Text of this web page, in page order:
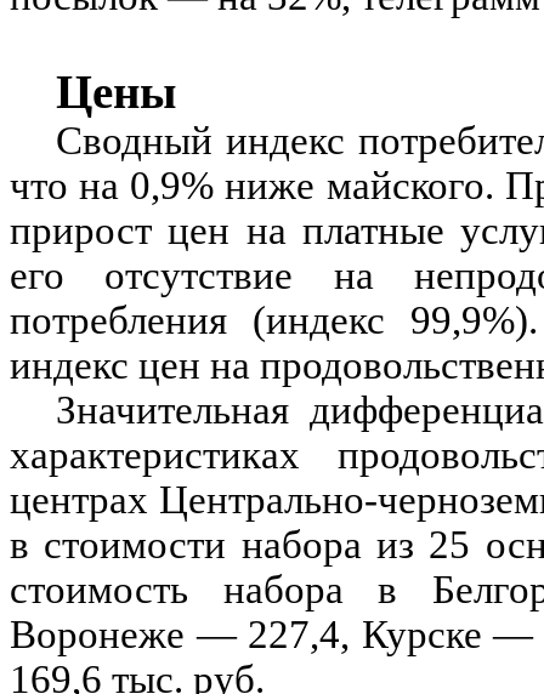
Цены
Сводный индекс
что на 0,9% ниже майского.
прирост цен на платные
его отсутствие на
потребления (индекс
индекс цен на
Значительная
характеристиках
центрах Центрально-
в стоимости набора из 25
стоимость набора в
Воронеже — 227,4, Курске
169,6 тыс. руб.